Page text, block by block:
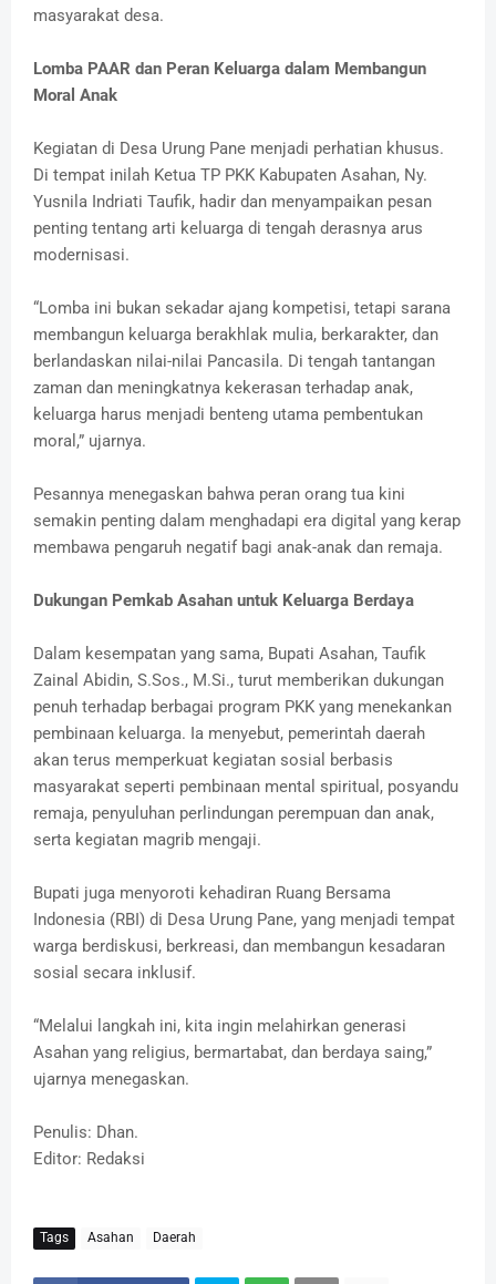
masyarakat desa.
Lomba PAAR dan Peran Keluarga dalam Membangun
Moral Anak
Kegiatan di Desa Urung Pane menjadi perhatian khusus.
Di tempat inilah Ketua TP PKK Kabupaten Asahan, Ny.
Yusnila Indriati Taufik, hadir dan menyampaikan pesan
penting tentang arti keluarga di tengah derasnya arus
modernisasi.
“Lomba ini bukan sekadar ajang kompetisi, tetapi sarana
membangun keluarga berakhlak mulia, berkarakter, dan
berlandaskan nilai-nilai Pancasila. Di tengah tantangan
zaman dan meningkatnya kekerasan terhadap anak,
keluarga harus menjadi benteng utama pembentukan
moral,” ujarnya.
Pesannya menegaskan bahwa peran orang tua kini
semakin penting dalam menghadapi era digital yang kerap
membawa pengaruh negatif bagi anak-anak dan remaja.
Dukungan Pemkab Asahan untuk Keluarga Berdaya
Dalam kesempatan yang sama, Bupati Asahan, Taufik
Zainal Abidin, S.Sos., M.Si., turut memberikan dukungan
penuh terhadap berbagai program PKK yang menekankan
pembinaan keluarga. Ia menyebut, pemerintah daerah
akan terus memperkuat kegiatan sosial berbasis
masyarakat seperti pembinaan mental spiritual, posyandu
remaja, penyuluhan perlindungan perempuan dan anak,
serta kegiatan magrib mengaji.
Bupati juga menyoroti kehadiran Ruang Bersama
Indonesia (RBI) di Desa Urung Pane, yang menjadi tempat
warga berdiskusi, berkreasi, dan membangun kesadaran
sosial secara inklusif.
“Melalui langkah ini, kita ingin melahirkan generasi
Asahan yang religius, bermartabat, dan berdaya saing,”
ujarnya menegaskan.
Penulis: Dhan.
Editor: Redaksi
Tags Asahan Daerah